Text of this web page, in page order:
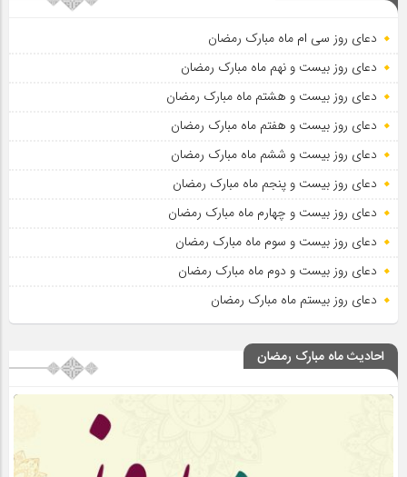
دعای روز سی ام ماه مبارک رمضان
دعای روز بیست و نهم ماه مبارک رمضان
دعای روز بیست و هشتم ماه مبارک رمضان
دعای روز بیست و هفتم ماه مبارک رمضان
دعای روز بیست و ششم ماه مبارک رمضان
دعای روز بیست و پنجم ماه مبارک رمضان
دعای روز بیست و چهارم ماه مبارک رمضان
دعای روز بیست و سوم ماه مبارک رمضان
دعای روز بیست و دوم ماه مبارک رمضان
دعای روز بیستم ماه مبارک رمضان
احادیث ماه مبارک رمضان